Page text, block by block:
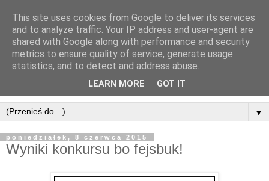
▼
poniedziałek, 8 czerwca 2015
Wyniki konkursu bo fejsbuk!
This site uses cookies from Google to deliver its services
and to analyze traffic. Your IP address and user-agent are
shared with Google along with performance and security
metrics to ensure quality of service, generate usage
statistics, and to detect and address abuse.
LEARN MORE GOT IT